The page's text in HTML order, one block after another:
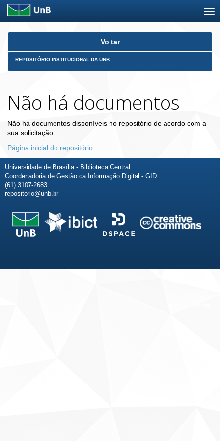
Skip
Voltar
REPOSITÓRIO INSTITUCIONAL DA UNB
Não há documentos
Não há documentos disponíveis no repositório de acordo com a
sua solicitação.
Página inicial do repositório
Universidade de Brasília - Biblioteca Central
Coordenadoria de Gestão da Informação Digital - GID
(61) 3107-2683
repositorio@unb.br